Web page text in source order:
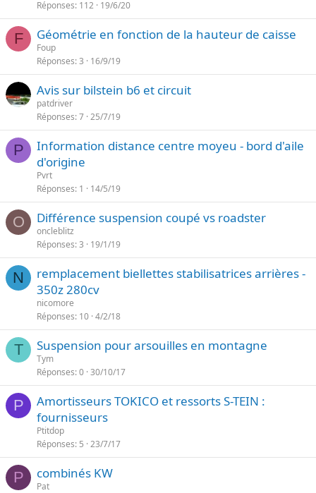
Réponses 112 19/6/20
F Géométrie en fonction de la hauteur de caisse
Foup
Réponses 3 16/9/19
Avis sur bilstein b6 et circuit
patdriver
Réponses 7 25/7/19
P
Information distance centre moyeu - bord d'aile
d'origine
Pvrt
Réponses 1 14/5/19
O Différence suspension coupé vs roadster
oncleblitz
Réponses 3 19/1/19
N
remplacement biellettes stabilisatrices arrières -
350z 280cv
nicomore
Réponses 10 4/2/18
T Suspension pour arsouilles en montagne
Tym
Réponses 0 30/10/17
P
Amortisseurs TOKICO et ressorts S-TEIN :
fournisseurs
Ptitdop
Réponses 5 23/7/17
P combinés KW
Pat